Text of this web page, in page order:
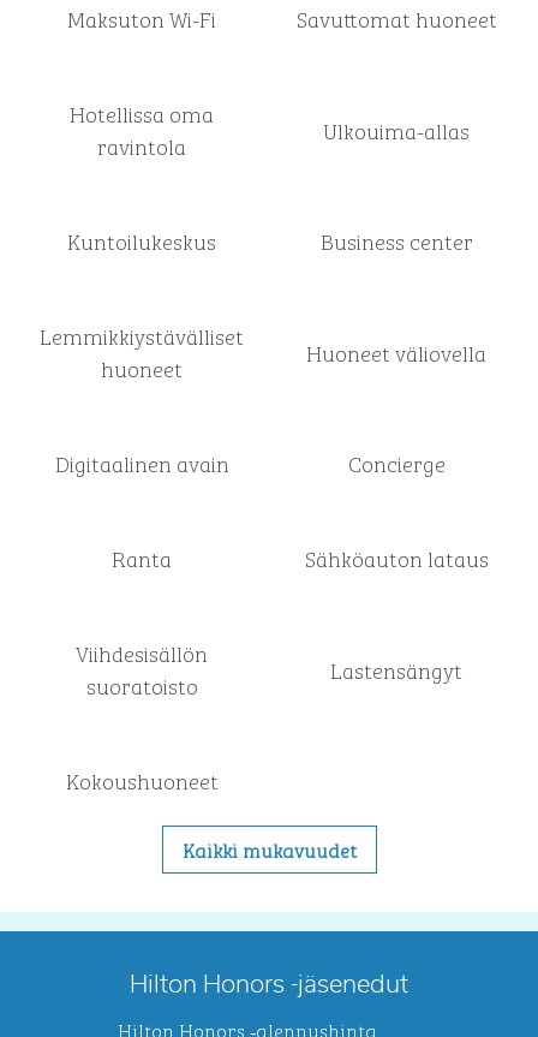
Maksuton Wi-Fi Savuttomat huoneet
Hotellissa oma
ravintola
Ulkouima-allas
Kuntoilukeskus Business center
Lemmikkiystävälliset
huoneet
Huoneet väliovella
Digitaalinen avain Concierge
Ranta Sähköauton lataus
Viihdesisällön
suoratoisto
Lastensängyt
Kokous­huoneet
Kaikki mukavuudet
Hilton Honors -jäsenedut
Hilton Honors ‑alennushinta